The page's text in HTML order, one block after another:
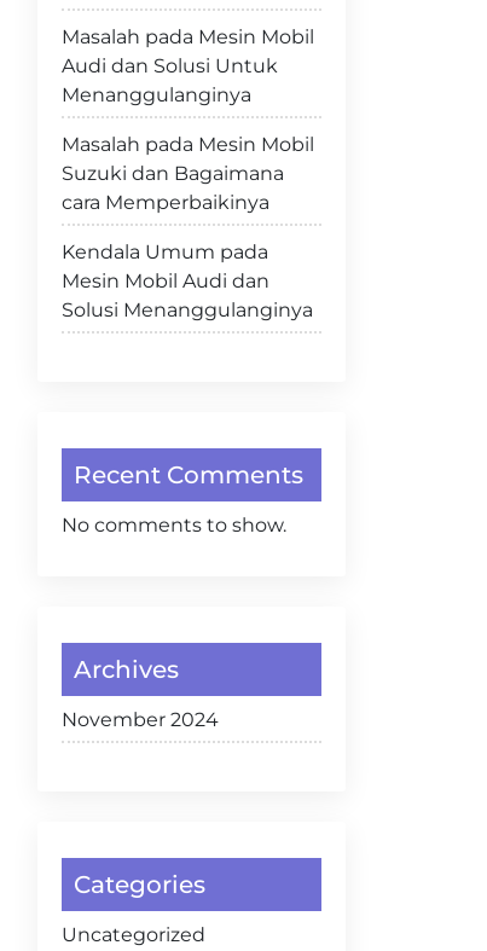
Masalah pada Mesin Mobil
Audi dan Solusi Untuk
Menanggulanginya
Masalah pada Mesin Mobil
Suzuki dan Bagaimana
cara Memperbaikinya
Kendala Umum pada
Mesin Mobil Audi dan
Solusi Menanggulanginya
Recent Comments
No comments to show.
Archives
November 2024
Categories
Uncategorized